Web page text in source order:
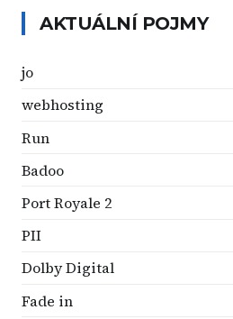
AKTUÁLNÍ POJMY
jo
webhosting
Run
Badoo
Port Royale 2
PII
Dolby Digital
Fade in